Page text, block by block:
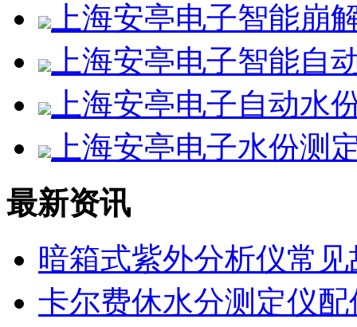
上海安亭电子智能崩
上海安亭电子智能自
上海安亭电子自动水
上海安亭电子水份测
最新资讯
暗箱式紫外分析仪常
卡尔费休水分测定仪